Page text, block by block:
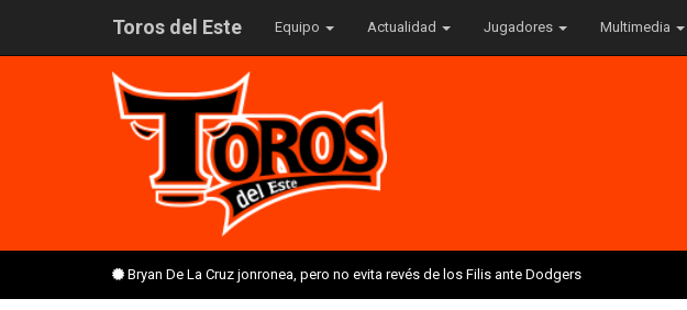
Toros del Este Equipo Actualidad Jugadores Multimedia
Bryan De La Cruz jonronea, pero no evita revés de los Filis ante Dodgers